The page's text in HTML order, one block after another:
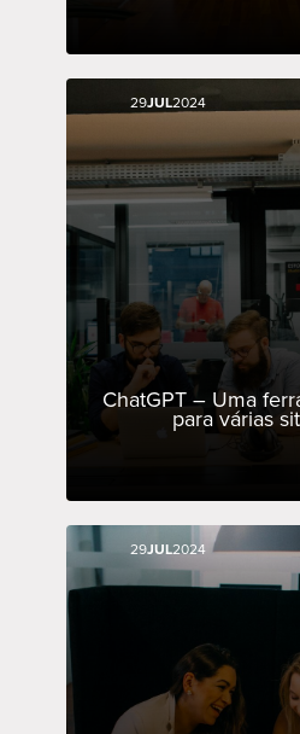
29JUL2024
ChatGPT – Uma
para várias
29JUL2024
29JUL2024
29JUL2024